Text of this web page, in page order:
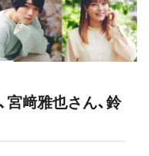
﨑雅也さん、鈴